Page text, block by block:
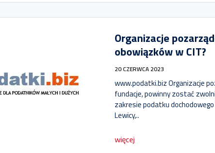
Organizacje
obowiązków w CIT?
20 CZERWCA 2023
www.podatki.biz Organizacje
fundacje, powinny zostać
zakresie podatku
Lewicy,..
więcej